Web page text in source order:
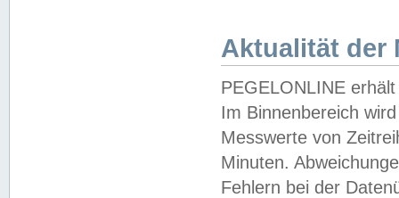
Aktualität der
PEGELONLINE
Im Binnenbereich
Messwerte von
Minuten.
Fehlern bei der